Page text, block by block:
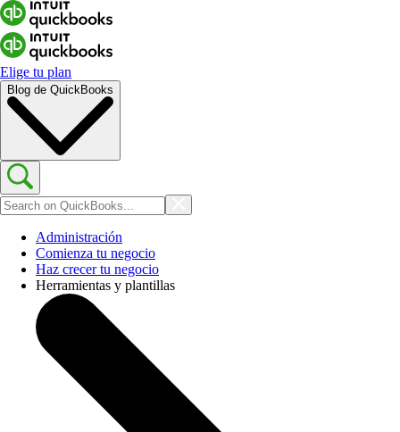
Elige tu plan
Blog de QuickBooks
Administración
Comienza tu negocio
Haz crecer tu negocio
Herramientas y plantillas